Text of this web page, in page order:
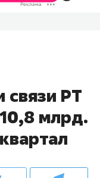
связи РТ
млрд.